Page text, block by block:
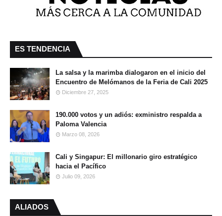
ES TENDENCIA
La salsa y la marimba dialogaron en el inicio del
Encuentro de Melómanos de la Feria de Cali 2025
Diciembre 27, 2025
190.000 votos y un adiós: exministro respalda a
Paloma Valencia
Marzo 08, 2026
Cali y Singapur: El millonario giro estratégico
hacia el Pacífico
Julio 09, 2026
ALIADOS